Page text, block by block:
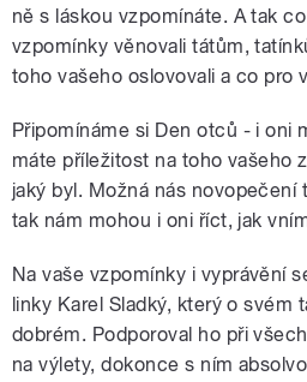
ně s láskou vzpomínáte. A tak
vzpomínky věnovali tátům,
toho vašeho oslovovali a co pro
Připomínáme si Den otců - i oni
máte příležitost na toho vašeho
jaký byl. Možná nás novopečení
tak nám mohou i oni říct, jak
Na vaše vzpomínky i vyprávění
linky Karel Sladký, který o svém
dobrém. Podporoval ho při
na výlety, dokonce s ním